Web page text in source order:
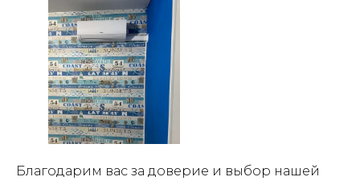
Благодарим вас за доверие и выбор нашей